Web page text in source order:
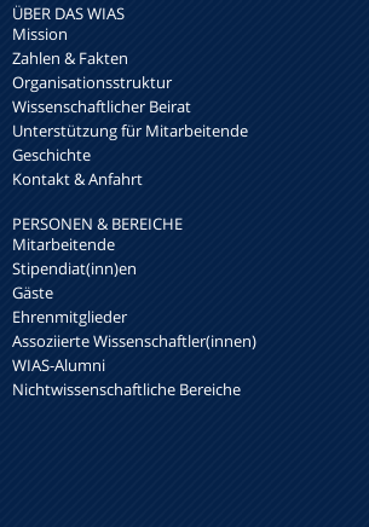
ÜBER DAS WIAS
Mission
Zahlen & Fakten
Organisationsstruktur
Wissenschaftlicher Beirat
Unterstützung für Mitarbeitende
Geschichte
Kontakt & Anfahrt
PERSONEN & BEREICHE
Mitarbeitende
Stipendiat(inn)en
Gäste
Ehrenmitglieder
Assoziierte Wissenschaftler(innen)
WIAS-Alumni
Nichtwissenschaftliche Bereiche